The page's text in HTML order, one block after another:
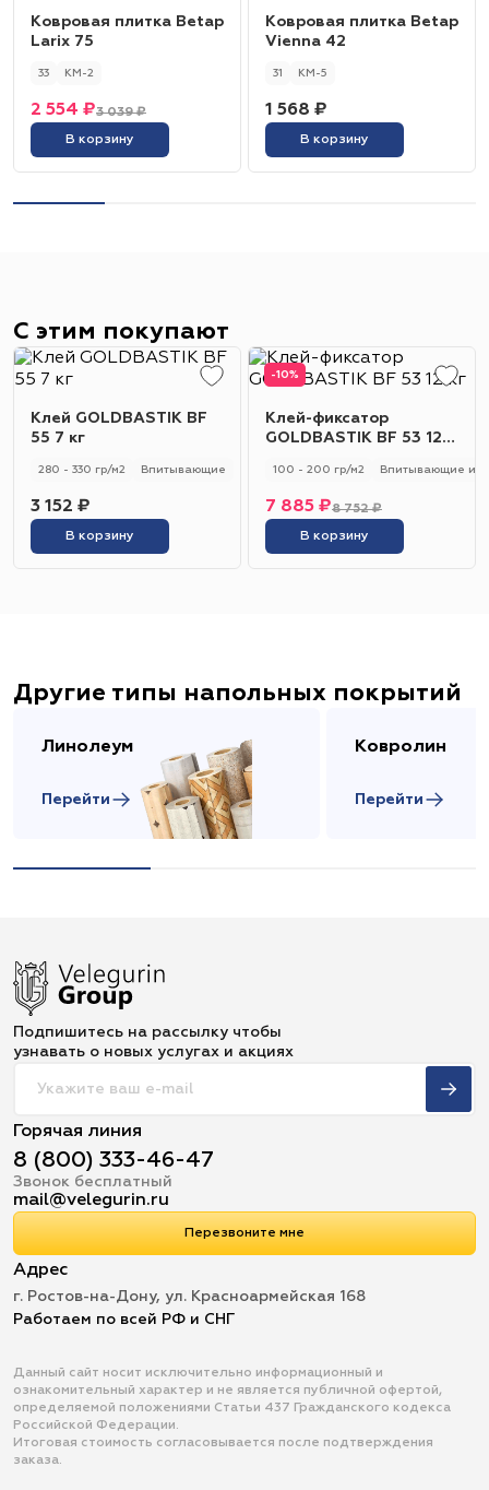
Ковровая плитка Betap
Larix 75
33 КМ-2
3 039 ₽
2 554 ₽
В корзину
Ковровая плитка Betap
Vienna 42
31 КМ-5
1 568 ₽
В корзину
С этим покупают
Клей GOLDBASTIK BF
55 7 кг
280 - 330 гр/м2 Впитывающие
3 152 ₽
В корзину
-10%
Клей-фиксатор
GOLDBASTIK BF 53 12
100 - 200 гр/м2 Впитывающие и
8 752 ₽
7 885 ₽
В корзину
Другие типы напольных покрытий
Линолеум
Перейти
Ковролин
Перейти
Подпишитесь на рассылку чтобы
узнавать о новых услугах и акциях
Горячая линия
8 (800) 333-46-47
Звонок бесплатный
mail@velegurin.ru
Перезвоните мне
Адрес
г. Ростов-на-Дону, ул. Красноармейская 168
Работаем по всей РФ и СНГ
Данный сайт носит исключительно информационный и
ознакомительный характер и не является публичной офертой,
определяемой положениями Статьи 437 Гражданского кодекса
Российской Федерации.
Итоговая стоимость согласовывается после подтверждения
заказа.